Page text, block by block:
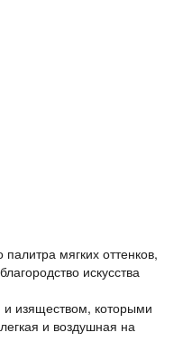
мягких оттенков,
искусства
и изяществом, которыми
и воздушная на